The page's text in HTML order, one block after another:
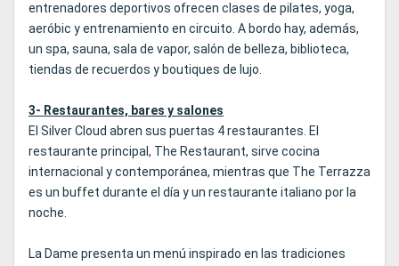
entrenadores deportivos ofrecen clases de pilates, yoga,
aeróbic y entrenamiento en circuito. A bordo hay, además,
un spa, sauna, sala de vapor, salón de belleza, biblioteca,
tiendas de recuerdos y boutiques de lujo.
3- Restaurantes, bares y salones
El Silver Cloud abren sus puertas 4 restaurantes. El
restaurante principal, The Restaurant, sirve cocina
internacional y contemporánea, mientras que The Terrazza
es un buffet durante el día y un restaurante italiano por la
noche.
La Dame presenta un menú inspirado en las tradiciones